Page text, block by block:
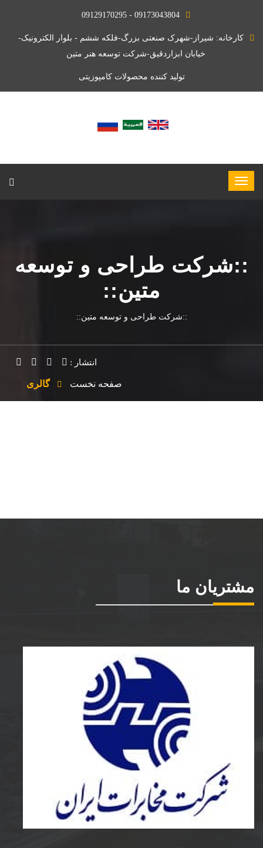
09173043804 - 09129170295
کارخانه: شیراز-شهرک صنعتی بزرگ-فلکه ششم - بلوار الکترونیک-
خیابان ابزاردقیق-شرکت توسعه هنر متین
تولید کننده محصولات کامپوزیتی
::شرکت طراحی و توسعه
متین::
::شرکت طراحی و توسعه متین::
انتشار :
صفحه نخست گالری
مشتریان ما
شرکت مخابرات ایران
ساخت و نصب مخزن کامپوزیت و پلی اتیلن و دریچه
مخابرات کامپوزیت به سفارش شرکت مخابرات ایران